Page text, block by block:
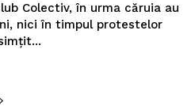
Colectiv, în urma căruia au
nici în timpul protestelor